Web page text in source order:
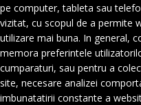
pe computer, tableta sau
vizitat, cu scopul de a permite
utilizare mai buna. In general,
memora preferintele
cumparaturi, sau pentru a
site, necesare analizei
imbunatatirii constante a